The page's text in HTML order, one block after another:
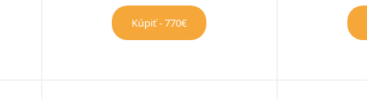
Kúpiť - 770€